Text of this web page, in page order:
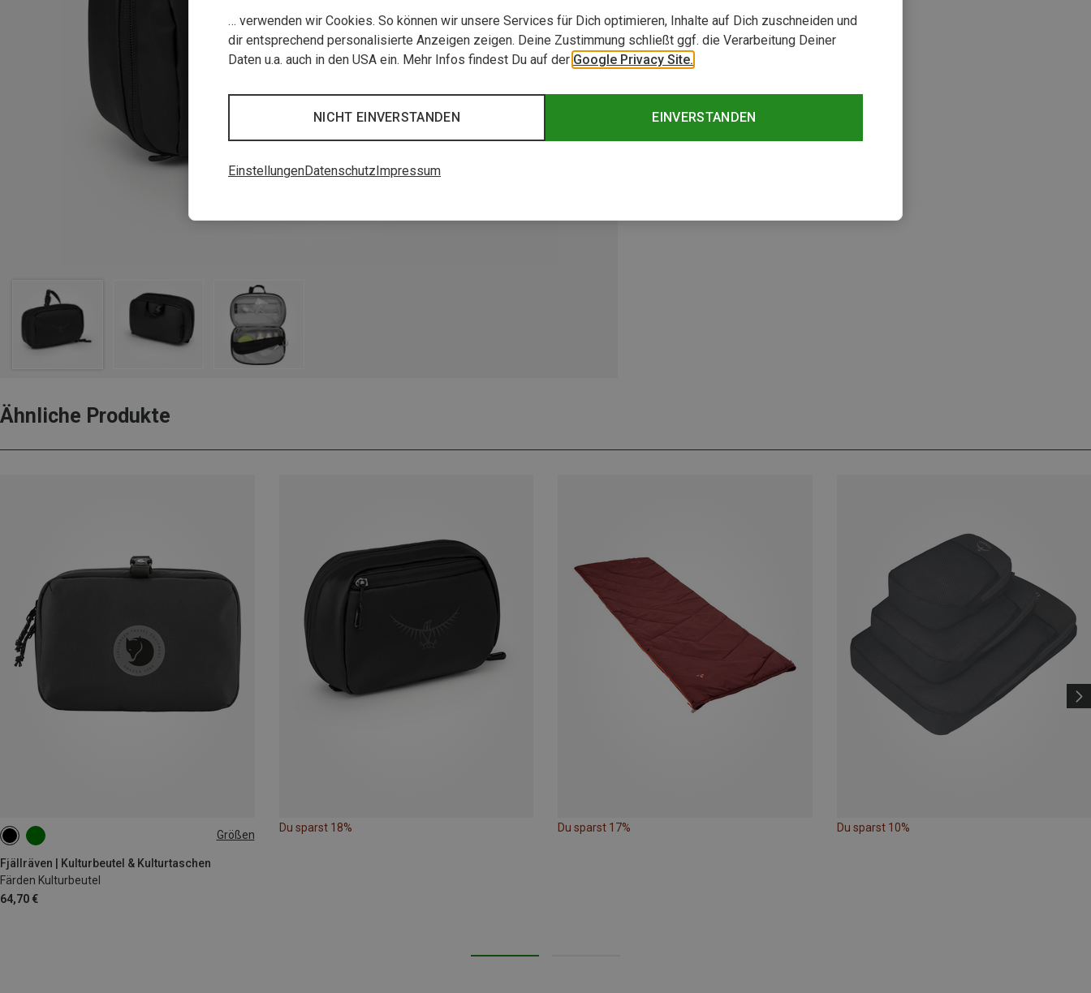
Ähnliche Produkte
Größen
Fjällräven | Kulturbeutel & Kulturtaschen
Färden Kulturbeutel
64,70 €
3L
Du sparst 18% Du sparst 17% Du sparst 10%
… verwenden wir Cookies. So können wir unsere Services für Dich optimieren, Inhalte auf Dich zuschneiden und
dir entsprechend personalisierte Anzeigen zeigen. Deine Zustimmung schließt ggf. die Verarbeitung Deiner
Daten u.a. auch in den USA ein. Mehr Infos findest Du auf der Google Privacy Site.
EINVERSTANDEN
NICHT EINVERSTANDEN
EinstellungenDatenschutz Impressum